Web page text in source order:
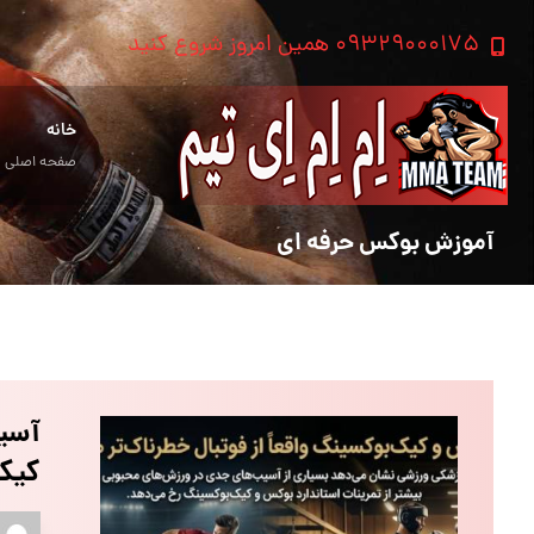
۰۹۳۲۹۰۰۰۱۷۵ همین امروز شروع کنید
خانه
صفحه اصلی
آموزش بوکس حرفه ای